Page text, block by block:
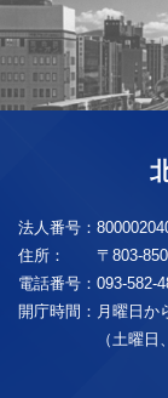
法人番号：
住所：
〒803-
電話番号： 093-582-
開庁時間： 月曜日か
（土曜